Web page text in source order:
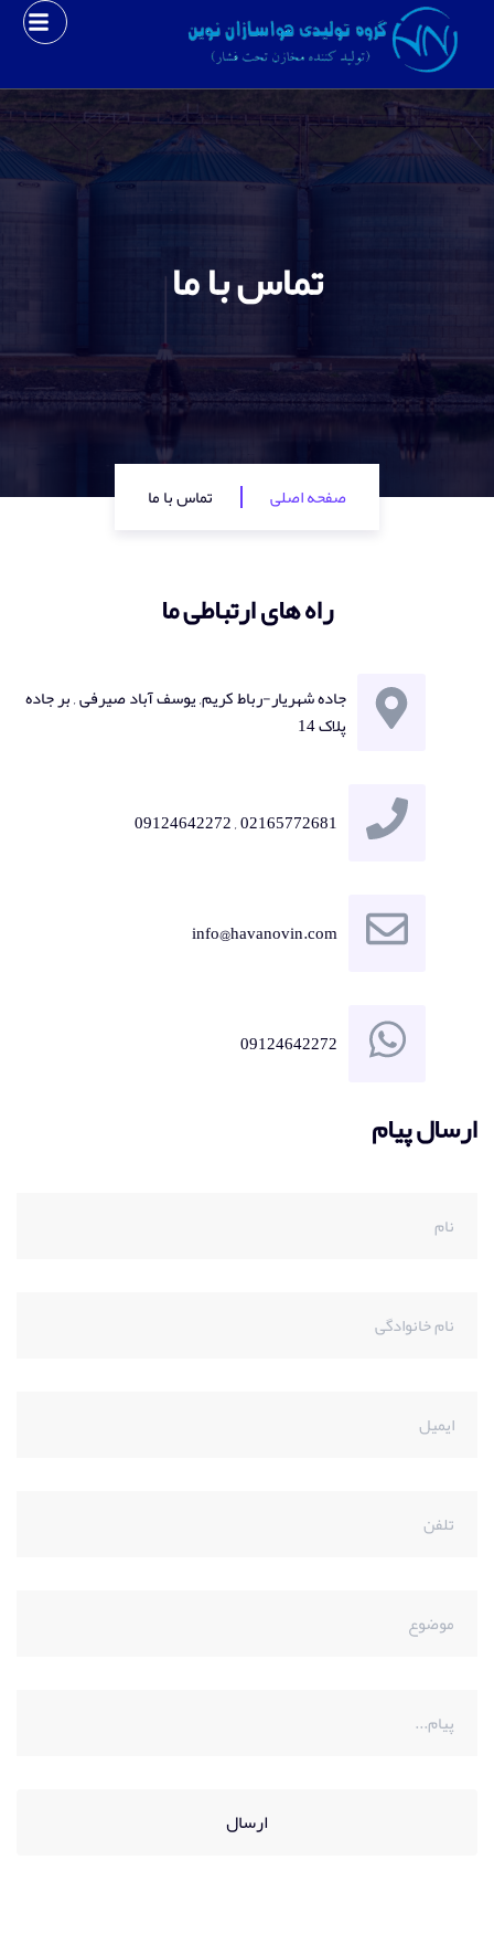
تماس با ما
تماس با ما صفحه اصلی
راه های ارتباطی ما
جاده شهریار-رباط کریم, یوسف آباد صیرفی , بر جاده
پلاک 14
02165772681 , 09124642272
info@havanovin.com
09124642272
ارسال پیام